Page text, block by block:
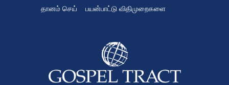
தானம் செய் பயன்பாட்டு விதிமுறைகளை